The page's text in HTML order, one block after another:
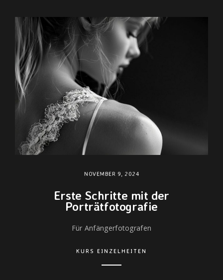
NOVEMBER 9, 2024
Erste Schritte mit der
Porträtfotografie
Für Anfängerfotografen
KURS EINZELHEITEN